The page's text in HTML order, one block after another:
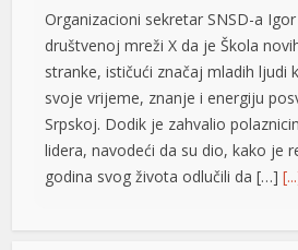
Organizacioni sekretar SNSD-a
društvenoj mreži X da je Škola
stranke, ističući značaj mladih ljudi
svoje vrijeme, znanje i energiju
Srpskoj. Dodik je zahvalio
lidera, navodeći da su dio, kako je
godina svog života odlučili da […]
Jedna zemlja drži gotovo četvrtinu